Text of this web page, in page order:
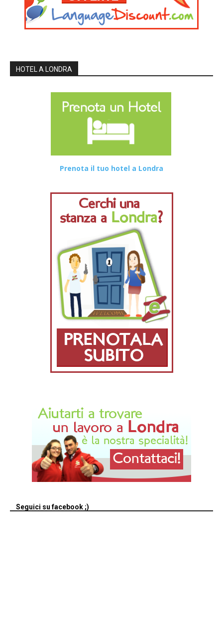
HOTEL A LONDRA
Prenota il tuo hotel a Londra
Seguici su facebook ;)